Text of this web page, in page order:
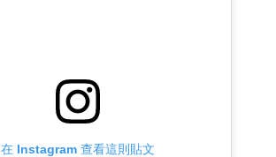
在 Instagram 查看這則貼文